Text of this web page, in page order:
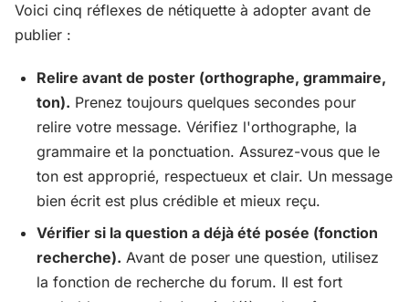
Voici cinq réflexes de nétiquette à adopter avant de
publier :
Relire avant de poster (orthographe, grammaire,
ton). Prenez toujours quelques secondes pour
relire votre message. Vérifiez l'orthographe, la
grammaire et la ponctuation. Assurez-vous que le
ton est approprié, respectueux et clair. Un message
bien écrit est plus crédible et mieux reçu.
Vérifier si la question a déjà été posée (fonction
recherche). Avant de poser une question, utilisez
la fonction de recherche du forum. Il est fort